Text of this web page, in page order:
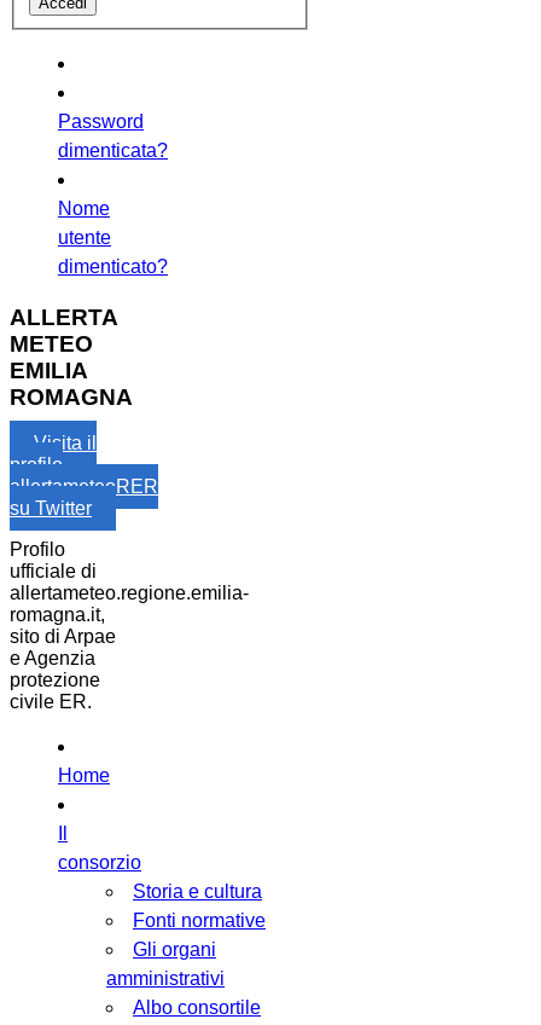
Password
dimenticata?
Nome
utente
dimenticato?
ALLERTA
METEO
EMILIA
ROMAGNA
Visita il
profilo
allertameteoRER
su Twitter
Profilo
ufficiale di
allertameteo.regione.emilia-
romagna.it,
sito di Arpae
e Agenzia
protezione
civile ER.
Home
consorzio
Storia e cultura
Fonti normative
Gli organi
amministrativi
Albo consortile